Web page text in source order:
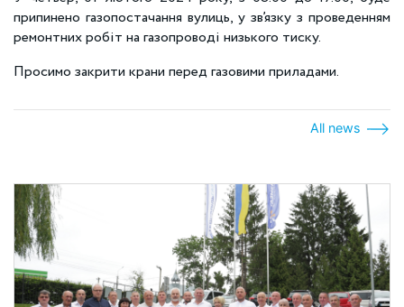
припинено газопостачання вулиць, у зв’язку з проведенням
ремонтних робіт на газопроводі низького тиску.
Просимо закрити крани перед газовими приладами.
All news